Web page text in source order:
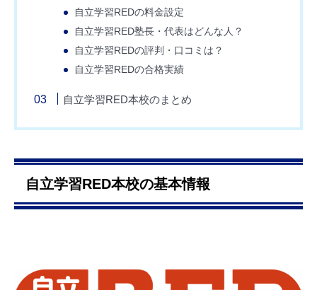
自立学習REDの料金設定
自立学習RED塾長・代表はどんな人？
自立学習REDの評判・口コミは？
自立学習REDの合格実績
自立学習RED本校のまとめ
自立学習RED本校の基本情報